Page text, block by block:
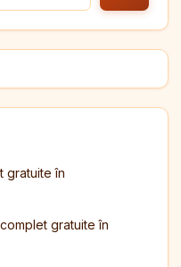
gratuite în
gratuite în